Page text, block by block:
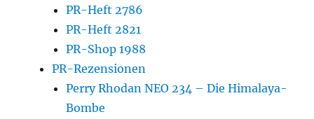
PR-Heft 2786
PR-Heft 2821
PR-Shop 1988
PR-Rezensionen
Perry Rhodan NEO 234 – Die Himalaya-
Bombe